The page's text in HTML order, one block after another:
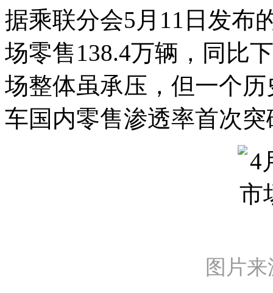
据乘联分会5月11日发布
场零售138.4万辆，同比
场整体虽承压，但一个
车国内零售渗透率首次突
图片